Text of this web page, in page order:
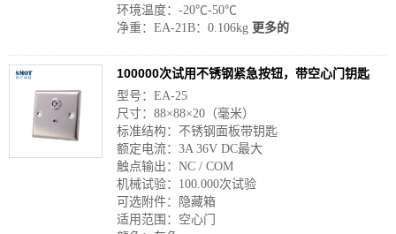
环境温度：-20℃-50℃
净重：EA-21B：0.106kg 更多的
100000次试用不锈钢紧急按钮，带空心门钥匙
型号：EA-25
尺寸：88×88×20（毫米）
标准结构：不锈钢面板带钥匙
额定电流：3A 36V DC最大
触点输出：NC / COM
机械试验：100.000次试验
可选附件：隐藏箱
适用范围：空心门